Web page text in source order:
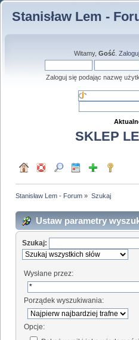
Stanisław Lem -
Witamy, Gość.
Zaloguj się podając nazwę
SKLEP
Stanisław Lem - Forum » Szukaj
Ustaw parametry
Szukaj:
Wysłane przez:
Porządek wyszukiwania:
Opcje: